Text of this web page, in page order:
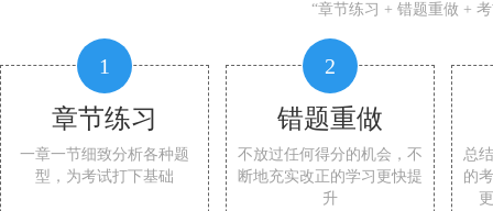
“章节练习 + 错题重做 +
1
章节练习
一章一节细致分析各种题
型，为考试打下基础
2
错题重做
不放过任何得分的机会，不
断地充实改正的学习更快提
升
总
的